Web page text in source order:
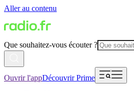
Aller au contenu
Que souhaitez-vous écouter ?
Ouvrir l'appDécouvrir Prime